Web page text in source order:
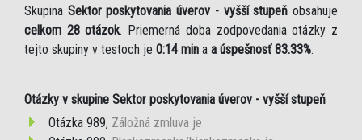
Skupina Sektor poskytovania úverov - vyšší stupeň obsahuje
celkom 28 otázok. Priemerná doba zodpovedania otázky z
tejto skupiny v testoch je 0:14 min a a úspešnosť 83.33%.
Otázky v skupine Sektor poskytovania úverov - vyšší stupeň
Otázka 989, Záložná zmluva je